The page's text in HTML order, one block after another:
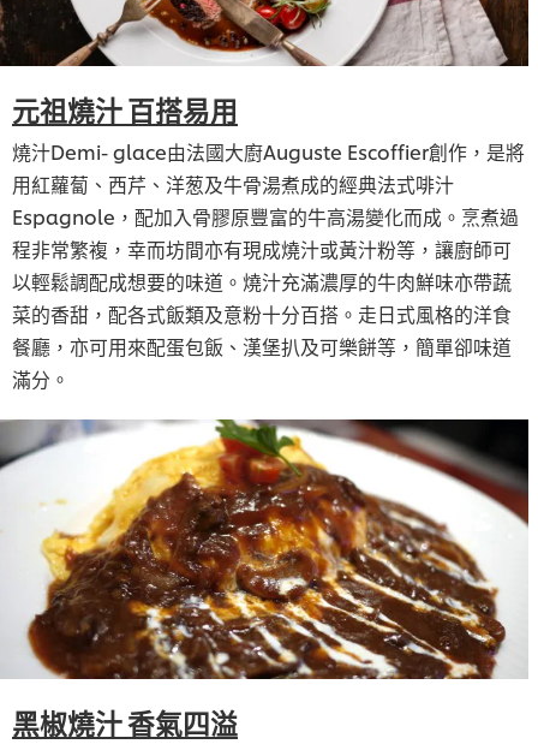
元祖燒汁 百搭易用
燒汁Demi- glace由法國大廚Auguste Escoffier創作，是將
用紅蘿蔔、西芹、洋葱及牛骨湯煮成的經典法式啡汁
Espagnole，配加入骨膠原豐富的牛高湯變化而成。烹煮過
程非常繁複，幸而坊間亦有現成燒汁或黃汁粉等，讓廚師可
以輕鬆調配成想要的味道。燒汁充滿濃厚的牛肉鮮味亦帶蔬
菜的香甜，配各式飯類及意粉十分百搭。走日式風格的洋食
餐廳，亦可用來配蛋包飯、漢堡扒及可樂餅等，簡單卻味道
滿分。
黑椒燒汁 香氣四溢